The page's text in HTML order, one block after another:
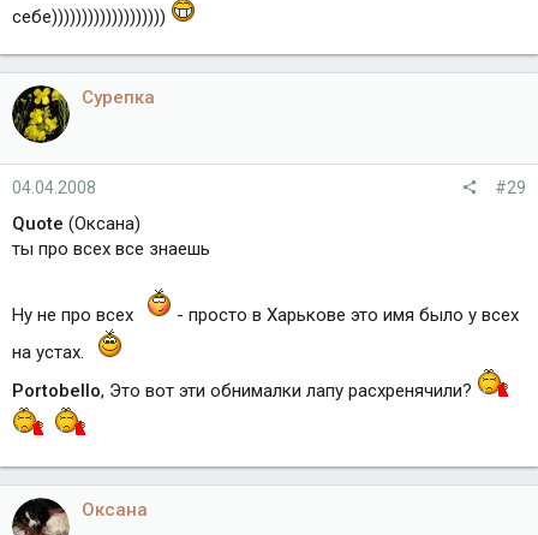
себе)))))))))))))))))))
Сурепка
04.04.2008 #29
Quote (Оксана)
ты про всех все знаешь
Ну не про всех
- просто в Харькове это имя было у всех
на устах.
Portobello, Это вот эти обнималки лапу расхренячили?
Оксана